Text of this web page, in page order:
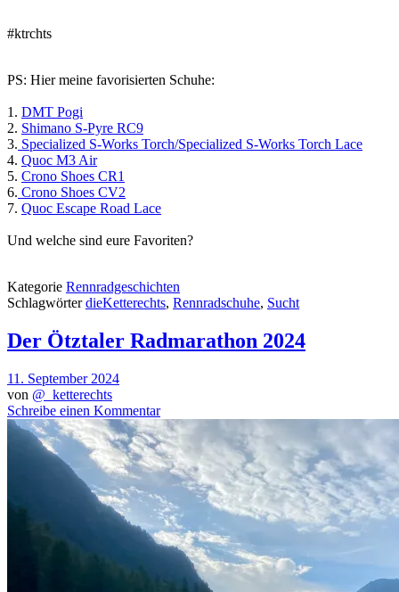
#ktrchts
PS: Hier meine favorisierten Schuhe:
1. DMT Pogi
2. Shimano S-Pyre RC9
3. Specialized S-Works Torch/Specialized S-Works Torch Lace
4. Quoc M3 Air
5. Crono Shoes CR1
6. Crono Shoes CV2
7. Quoc Escape Road Lace
Und welche sind eure Favoriten?
Kategorie Rennradgeschichten
SchlagwörterdieKetterechts, Rennradschuhe, Sucht
Der Ötztaler Radmarathon 2024
11. September 2024
von @_ketterechts
Schreibe einen Kommentar